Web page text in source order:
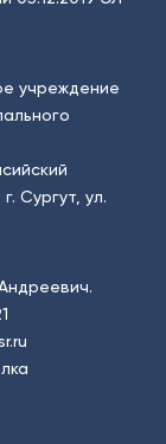
учреждение
Сургут, ул.